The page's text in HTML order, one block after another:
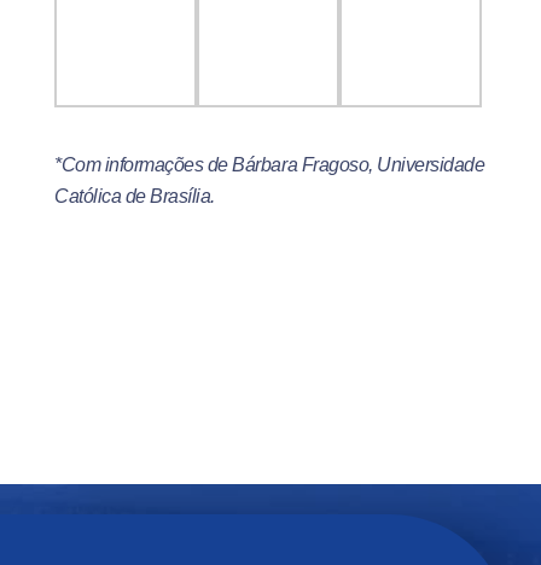
*Com informações de Bárbara Fragoso, Universidade
Católica de Brasília.